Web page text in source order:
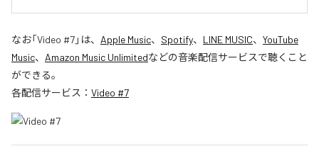
なお「Video #7」は、 Apple Music、 Spotify、 LINE MUSIC、 YouTube
Music、 Amazon Music Unlimitedなどの音楽配信サービスで聴くこと
ができる。
各配信サービス： Video #7